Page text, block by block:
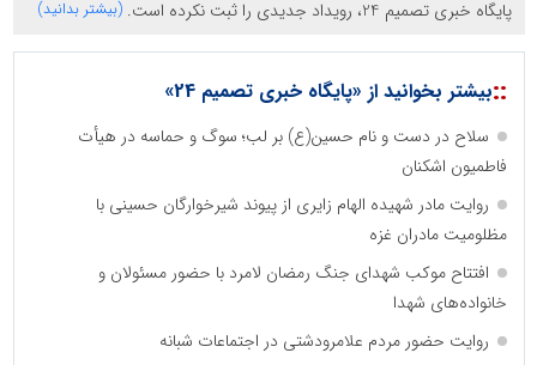
پایگاه خبری تصمیم 24، رویداد جدیدی را ثبت نکرده است. (بیشتر بدانید)
::بیشتر بخوانید از «پایگاه خبری تصمیم 24»
سلاح در دست و نام حسین(ع) بر لب؛ سوگ و حماسه در هیأت
فاطمیون اشکنان
روایت مادر شهیده الهام زایری از پیوند شیرخوارگان حسینی با
مظلومیت مادران غزه
افتتاح موکب شهدای جنگ رمضان لامرد با حضور مسئولان و
خانواده‌های شهدا
روایت حضور مردم علامرودشتی در اجتماعات شبانه